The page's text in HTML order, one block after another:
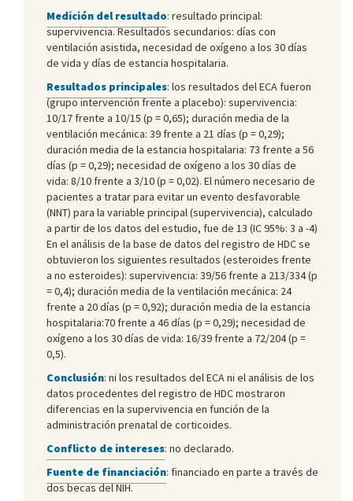
Medición del resultado: resultado principal:
supervivencia. Resultados secundarios: días con
ventilación asistida, necesidad de oxígeno a los 30 días
de vida y días de estancia hospitalaria.
Resultados principales: los resultados del ECA fueron
(grupo intervención frente a placebo): supervivencia:
10/17 frente a 10/15 (p = 0,65); duración media de la
ventilación mecánica: 39 frente a 21 días (p = 0,29);
duración media de la estancia hospitalaria: 73 frente a 56
días (p = 0,29); necesidad de oxígeno a los 30 días de
vida: 8/10 frente a 3/10 (p = 0,02). El número necesario de
pacientes a tratar para evitar un evento desfavorable
(NNT) para la variable principal (supervivencia), calculado
a partir de los datos del estudio, fue de 13 (IC 95%: 3 a -4)
En el análisis de la base de datos del registro de HDC se
obtuvieron los siguientes resultados (esteroides frente
a no esteroides): supervivencia: 39/56 frente a 213/334 (p
= 0,4); duración media de la ventilación mecánica: 24
frente a 20 días (p = 0,92); duración media de la estancia
hospitalaria:70 frente a 46 días (p = 0,29); necesidad de
oxígeno a los 30 días de vida: 16/39 frente a 72/204 (p =
0,5).
Conclusión: ni los resultados del ECA ni el análisis de los
datos procedentes del registro de HDC mostraron
diferencias en la supervivencia en función de la
administración prenatal de corticoides.
Conflicto de intereses: no declarado.
Fuente de financiación: financiado en parte a través de
dos becas del NIH.